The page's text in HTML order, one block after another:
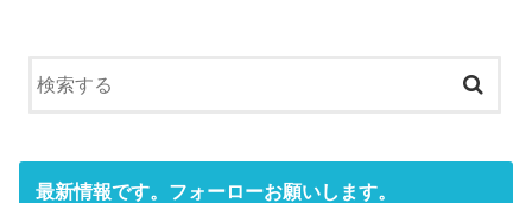
最新情報です。フォーローお願いします。